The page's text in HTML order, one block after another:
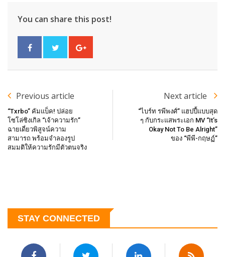
You can share this post!
Previous article
“Txrbo” คัมแบ็ค! ปล่อย
โซโล่ซิงเกิล “เจ้าความรัก”
ฉายเดี่ยวพิสูจน์ความ
สามารถ พร้อมจำลองรูป
สมมติให้ความรักมีตัวตนจริง
Next article
“ไบร์ท รพีพงศ์” แฮปปี้แบบสุด
ๆ กับกระแสพระเอก MV “It’s
Okay Not To Be Alright”
ของ “พีพี-กฤษฏ์”
STAY CONNECTED